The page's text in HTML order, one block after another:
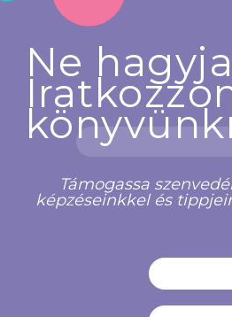
Ne
Támogassa
képzéseinkkel és
pipettás